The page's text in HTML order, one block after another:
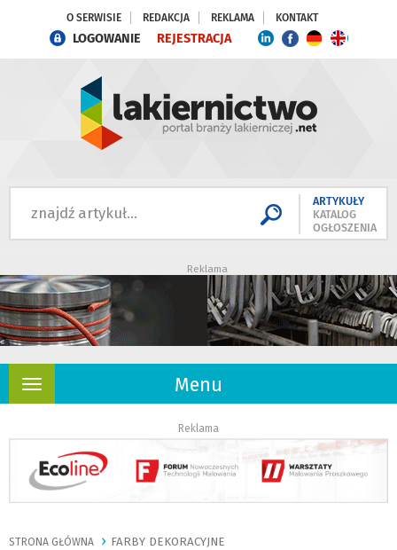
O SERWISIE REDAKCJA REKLAMA KONTAKT
LOGOWANIE REJESTRACJA
ARTYKUŁY
KATALOG
OGŁOSZENIA
Reklama
Menu
Rozwiń
Reklama
STRONA GŁÓWNA FARBY DEKORACYJNE